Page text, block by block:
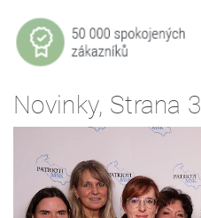
Novinky, Strana 3